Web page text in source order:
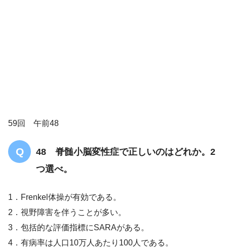
支持基底面の広さは、広い方が安定する
59回 午前48
48 脊髄小脳変性症で正しいのはどれか。2
つ選べ。
1．Frenkel体操が有効である。
2．視野障害を伴うことが多い。
3．包括的な評価指標にSARAがある。
4．有病率は人口10万人あたり100人である。